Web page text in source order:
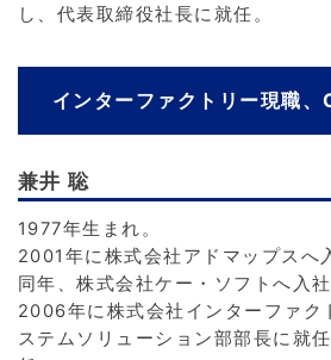
し、代表取締役社長に就任。
インターファクトリー現職
兼井 聡
1977年生まれ。
2001年に株式会社アドマップスへ
同年、株式会社ケー・ソフトへ入社
2006年に株式会社インターファク
ステムソリューション部部長に就